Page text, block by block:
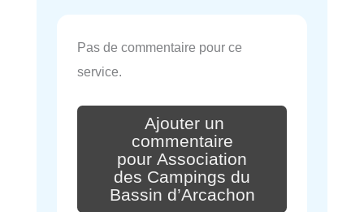
Pas de commentaire pour ce
service.
Ajouter un
commentaire
pour Association
des Campings du
Bassin d’Arcachon